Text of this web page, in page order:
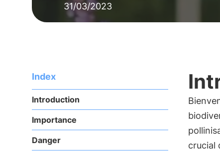
31/03/2023
Index
Introduction
Importance
Danger
crucial